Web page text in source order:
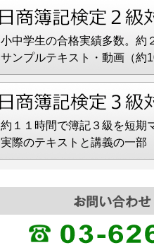
小中学生の合格実績多数。約
サンプルテキスト・動画（約
約１１時間で簿記３級を短期
実際のテキストと講義の一部